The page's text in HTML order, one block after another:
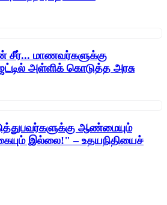
மாணவர்களுக்கு
அள்ளிக் கொடுத்த அரசு
ஆண்மையும்
இல்லை!" – உதயநிதியைச்